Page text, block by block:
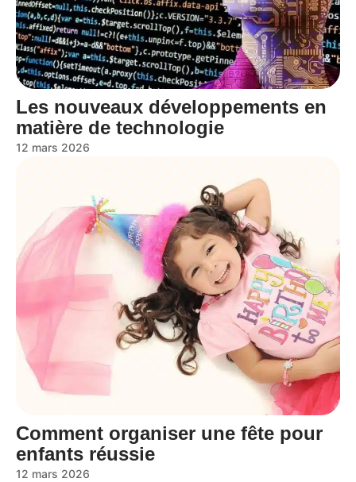
Les nouveaux développements en
matière de technologie
12 mars 2026
Comment organiser une fête pour
enfants réussie
12 mars 2026